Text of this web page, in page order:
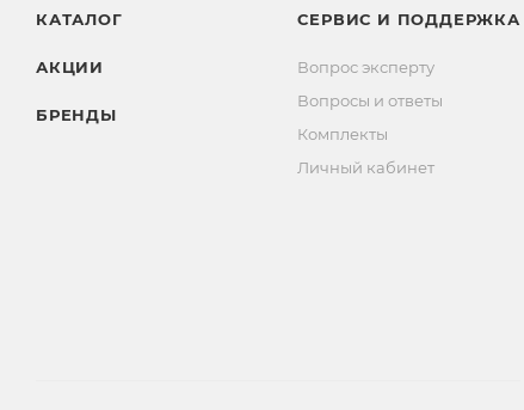
КАТАЛОГ
АКЦИИ
БРЕНДЫ
СЕРВИС И ПОДДЕРЖКА
Вопрос эксперту
Вопросы и ответы
Комплекты
Личный кабинет